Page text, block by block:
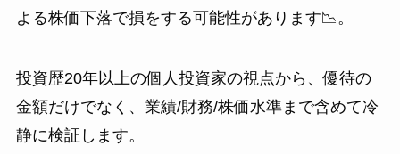
よる株価下落で損をする可能性があります📉。
投資歴20年以上の個人投資家の視点から、優待の
金額だけでなく、業績/財務/株価水準まで含めて冷
静に検証します。